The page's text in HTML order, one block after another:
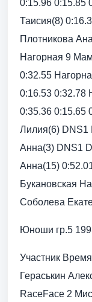
0:15.96 0:15.85
Таисия(8)
Плотникова
Нагорная 9
0:32.55
0:16.53 0:32.78
0:35.36 0:15.65
Лилия(6) DNS1
Анна(3) DNS1
Анна(15)
Букановская
Соболева
Юноши гр.5
Участник
Гераськин
RaceFace 2